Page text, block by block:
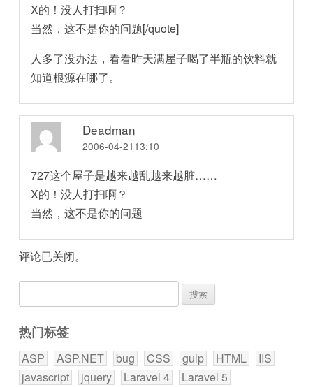
X的！没人打扫啊？
当然，这不是你的问题[/quote]
人多了没办法，看看昨天满屋子喝了半瓶的饮料就
知道根源在哪了。
Deadman
2006-04-2113:10
727这个屋子是越来越乱越来越脏……
X的！没人打扫啊？
当然，这不是你的问题
评论已关闭。
索：
热门标签
ASP ASP.NET bug CSS gulp HTML
IIS
javascript
jquery Laravel 4
Laravel 5